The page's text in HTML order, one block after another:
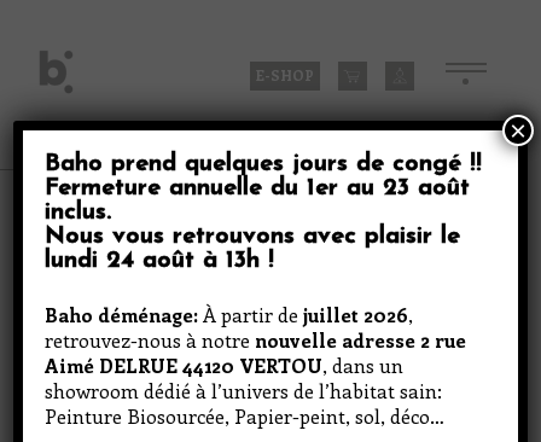
content
E-SHOP
Produits
Vert oursin
Baho prend quelques jours de congé !!
Fermeture annuelle du1er au 23 août
inclus.
Nous vous retrouvons avec plaisir le
lundi 24 août à 13h !
Baho déménage: À partir dejuillet 2026,
retrouvez-nous à notre nouvelle adresse 2 rue
Aimé DELRUE 44120 VERTOU, dans un
showroom dédié à l’univers de l’habitat sain:
Peinture Biosourcée, Papier-peint, sol, déco…
×